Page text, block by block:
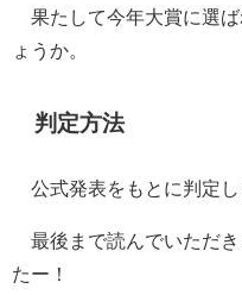
果たして今年大賞に選ば
ょうか。
判定方法
公式発表をもとに判定し
最後まで読んでいただき
たー！